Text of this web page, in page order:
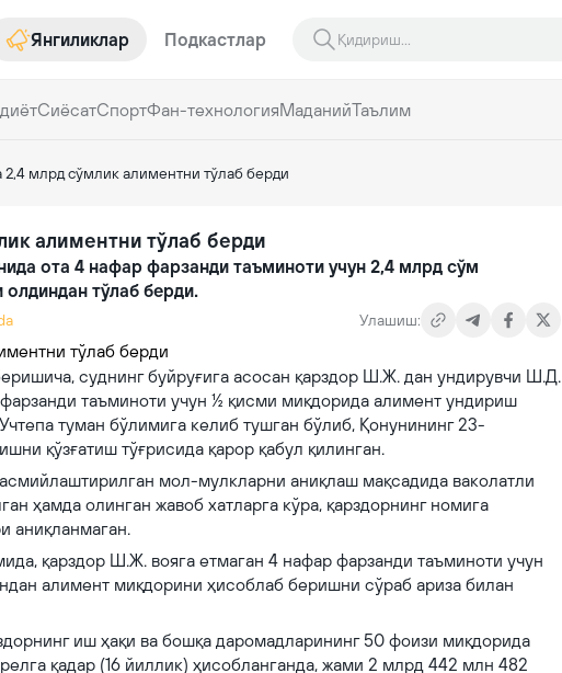
Янгиликлар Подкастлар
СиёсатСпортФан-технологияМаданийТаълим
2,4 млрд сўмлик алиментни тўлаб берди
алиментни тўлаб берди
ота 4 нафар фарзанди таъминоти учун 2,4 млрд сўм
тўлаб берди.
Улашиш:
суднинг буйруғига асосан қарздор Ш.Ж. дан ундирувчи Ш.Д.
таъминоти учун ½ қисми миқдорида алимент ундириш
туман бўлимига келиб тушган бўлиб, Қонунининг 23-
қўзғатиш тўғрисида қарор қабул қилинган.
мол-мулкларни аниқлаш мақсадида ваколатли
ҳамда олинган жавоб хатларга кўра, қарздорнинг номига
аниқланмаган.
қарздор Ш.Ж. вояга етмаган 4 нафар фарзанди таъминоти учун
алимент миқдорини ҳисоблаб беришни сўраб ариза билан
иш ҳақи ва бошқа даромадларининг 50 фоизи миқдорида
қадар (16 йиллик) ҳисобланганда, жами 2 млрд 442 млн 482